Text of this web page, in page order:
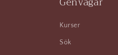
Kurser
Sök